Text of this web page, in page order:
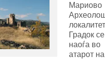
Мариово
Градок се
наоѓа во
атарот на